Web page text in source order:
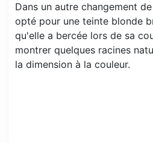
Dans un autre changement
opté pour une teinte blonde
qu'elle a bercée lors de sa
montrer quelques racines
la dimension à la couleur.